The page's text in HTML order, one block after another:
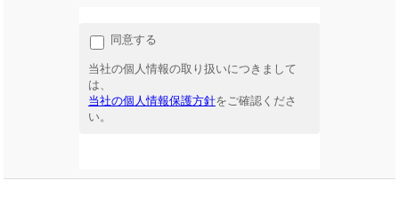
同意する
当社の個人情報の取り扱いにつきまして
は、
当社の個人情報保護方針をご確認くださ
い。